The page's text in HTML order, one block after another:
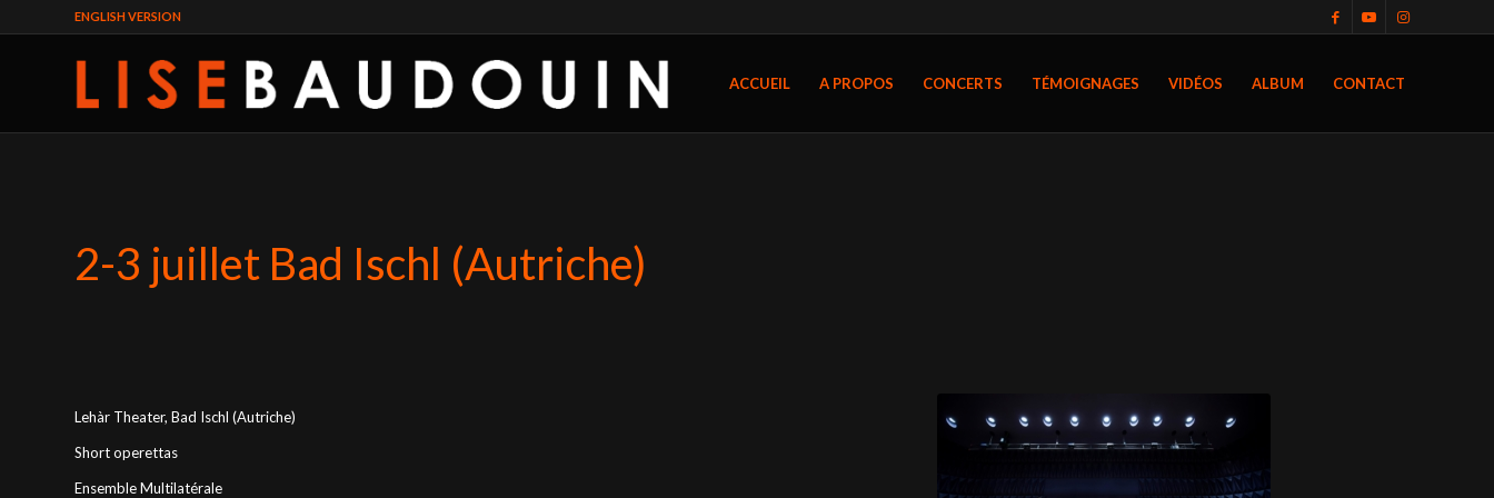
ENGLISH VERSION
ACCUEIL A PROPOS CONCERTS TÉMOIGNAGES VIDÉOS ALBUM CONTACT
2-3 juillet Bad Ischl (Autriche)
Lehàr Theater, Bad Ischl (Autriche)
Short operettas
Ensemble Multilatérale